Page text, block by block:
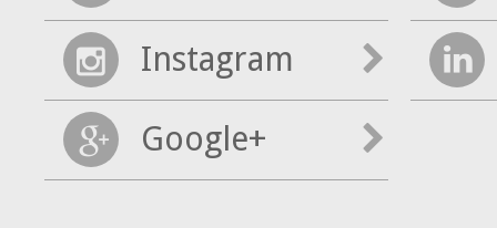
Instagram
Google+